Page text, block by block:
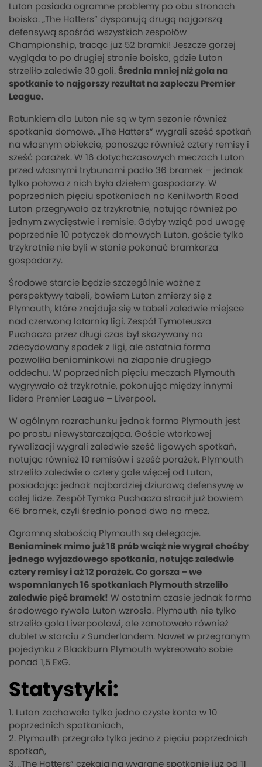
Luton posiada ogromne problemy po obu stronach
boiska. „The Hatters” dysponują drugą najgorszą
defensywą spośród wszystkich zespołów
Championship, tracąc już 52 bramki! Jeszcze gorzej
wygląda to po drugiej stronie boiska, gdzie Luton
strzeliło zaledwie 30 goli. Średnia mniej niż gola na
spotkanie to najgorszy rezultat na zapleczu Premier
League.
Ratunkiem dla Luton nie są w tym sezonie również
spotkania domowe. „The Hatters” wygrali sześć spotkań
na własnym obiekcie, ponosząc również cztery remisy i
sześć porażek. W 16 dotychczasowych meczach Luton
przed własnymi trybunami padło 36 bramek – jednak
tylko połowa z nich była dziełem gospodarzy. W
poprzednich pięciu spotkaniach na Kenilworth Road
Luton przegrywało aż trzykrotnie, notując również po
jednym zwycięstwie i remisie. Gdyby wziąć pod uwagę
poprzednie 10 potyczek domowych Luton, goście tylko
trzykrotnie nie byli w stanie pokonać bramkarza
gospodarzy.
Środowe starcie będzie szczególnie ważne z
perspektywy tabeli, bowiem Luton zmierzy się z
Plymouth, które znajduje się w tabeli zaledwie miejsce
nad czerwoną latarnią ligi. Zespół Tymoteusza
Puchacza przez długi czas był skazywany na
zdecydowany spadek z ligi, ale ostatnia forma
pozwoliła beniaminkowi na złapanie drugiego
oddechu. W poprzednich pięciu meczach Plymouth
wygrywało aż trzykrotnie, pokonując między innymi
lidera Premier League – Liverpool.
W ogólnym rozrachunku jednak forma Plymouth jest
po prostu niewystarczająca. Goście wtorkowej
rywalizacji wygrali zaledwie sześć ligowych spotkań,
notując również 10 remisów i sześć porażek. Plymouth
strzeliło zaledwie o cztery gole więcej od Luton,
posiadając jednak najbardziej dziurawą defensywę w
całej lidze. Zespół Tymka Puchacza stracił już bowiem
66 bramek, czyli średnio ponad dwa na mecz.
Ogromną słabością Plymouth są delegacje.
Beniaminek mimo już 16 prób wciąż nie wygrał choćby
jednego wyjazdowego spotkania, notując zaledwie
cztery remisy i aż 12 porażek. Co gorsza – we
wspomnianych 16 spotkaniach Plymouth strzeliło
zaledwie pięć bramek! W ostatnim czasie jednak forma
środowego rywala Luton wzrosła. Plymouth nie tylko
strzeliło gola Liverpoolowi, ale zanotowało również
dublet w starciu z Sunderlandem. Nawet w przegranym
pojedynku z Blackburn Plymouth wykreowało sobie
ponad 1,5 ExG.
Statystyki:
1. Luton zachowało tylko jedno czyste konto w 10
poprzednich spotkaniach,
2. Plymouth przegrało tylko jedno z pięciu poprzednich
spotkań,
3. „The Hatters” czekają na wygrane spotkanie już od 11